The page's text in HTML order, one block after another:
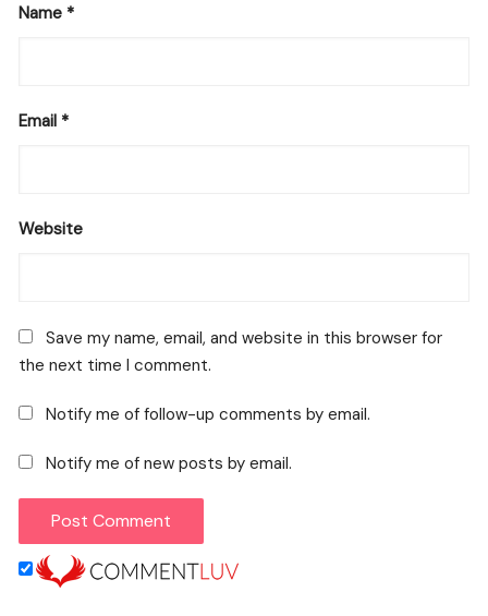
Name *
Email *
Website
Save my name, email, and website in this browser for
the next time I comment.
Notify me of follow-up comments by email.
Notify me of new posts by email.